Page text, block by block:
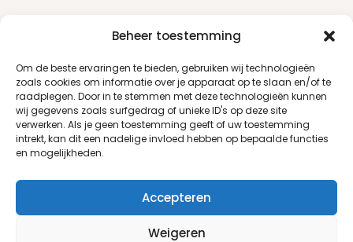
Beheer toestemming
Om de beste ervaringen te bieden, gebruiken wij technologieën
zoals cookies om informatie over je apparaat op te slaan en/of te
raadplegen. Door in te stemmen met deze technologieën kunnen
wij gegevens zoals surfgedrag of unieke ID's op deze site
verwerken. Als je geen toestemming geeft of uw toestemming
intrekt, kan dit een nadelige invloed hebben op bepaalde functies
en mogelijkheden.
Accepteren
Weigeren